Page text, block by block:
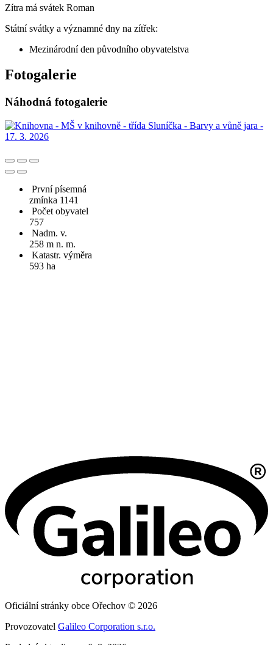
Zítra má svátek Roman
Státní svátky a významné dny na zítřek:
Mezinárodní den původního obyvatelstva
Fotogalerie
Náhodná fotogalerie
První písemná
zmínka 1141
Počet obyvatel
757
Nadm. v.
258 m n. m.
Katastr. výměra
593 ha
Oficiální stránky obce Ořechov © 2026
Provozovatel Galileo Corporation s.r.o.